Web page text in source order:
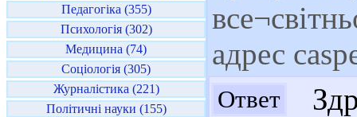
Педагогіка (355)
Психологія (302)
Медицина (74)
Соціологія (305)
Журналістика (221)
Політичні науки (155)
адрес
Ответ